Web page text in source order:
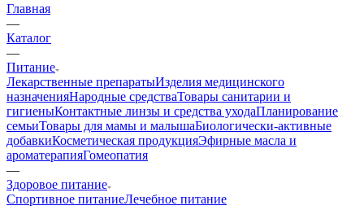
Главная
—
Каталог
—
Питание
Лекарственные препаратыИзделия медицинского
назначенияНародные средстваТовары санитарии и
гигиеныКонтактные линзы и средства уходаПланирование
семьиТовары для мамы и малышаБиологически-активные
добавкиКосметическая продукцияЭфирные масла и
ароматерапияГомеопатия
—
Здоровое питание
Спортивное питаниеЛечебное питание